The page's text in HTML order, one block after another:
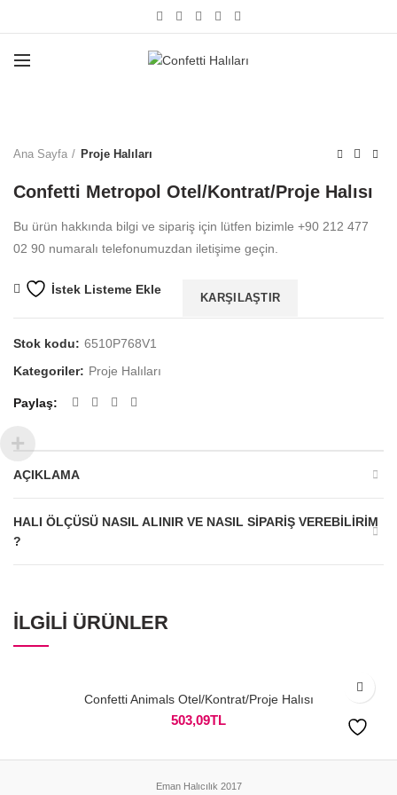
Ana Sayfa Proje Halıları
Confetti Metropol Otel/Kontrat/Proje Halısı
Bu ürün hakkında bilgi ve sipariş için lütfen bizimle +90 212 477
02 90 numaralı telefonumuzdan iletişime geçin.
İstek Listeme Ekle
KARŞILAŞTIR
Stok kodu: 6510P768V1
Kategoriler: Proje Halıları
Paylaş
AÇIKLAMA
HALI ÖLÇÜSÜ NASIL ALINIR VE NASIL SIPARIŞ VEREBILIRIM
?
İLGILI ÜRÜNLER
Confetti Animals Otel/Kontrat/Proje Halısı
503,09TL
Eman Halıcılık 2017